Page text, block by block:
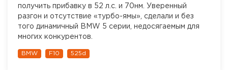
получить прибавку в 52 л.с. и 70нм. Уверенный
разгон и отсутствие «турбо-ямы», сделали и без
того динамичный BMW 5 серии, недосягаемым для
многих конкурентов.
BMW F10 525d